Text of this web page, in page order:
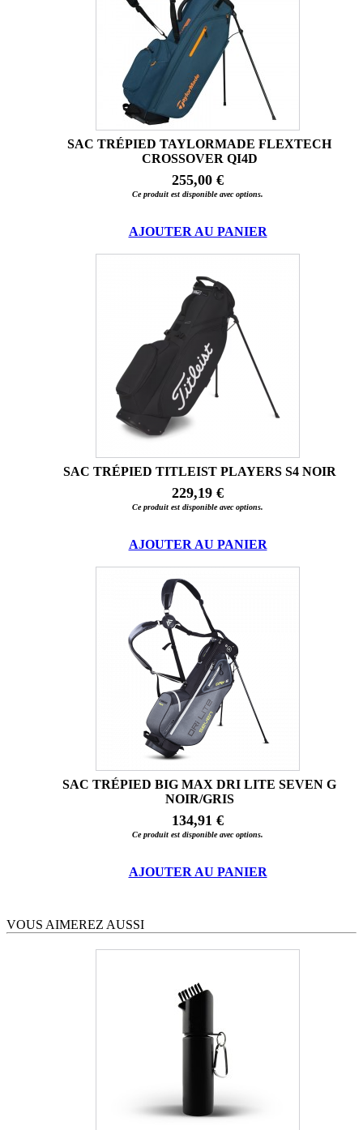
SAC TRÉPIED TAYLORMADE FLEXTECH
CROSSOVER QI4D
255,00 €
Ce produit est disponible avec options.
AJOUTER AU PANIER
SAC TRÉPIED TITLEIST PLAYERS S4 NOIR
229,19 €
Ce produit est disponible avec options.
AJOUTER AU PANIER
SAC TRÉPIED BIG MAX DRI LITE SEVEN G
NOIR/GRIS
134,91 €
Ce produit est disponible avec options.
AJOUTER AU PANIER
VOUS AIMEREZ AUSSI